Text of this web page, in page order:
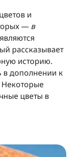
и
— в
рассказывает
историю.
в дополнении к
Некоторые
цветы в